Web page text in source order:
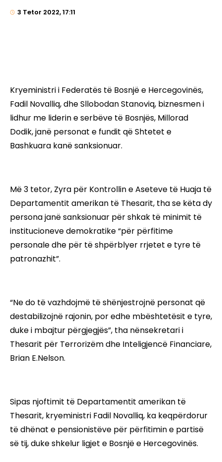
3 Tetor 2022, 17:11
Kryeministri i Federatës të Bosnjë e Hercegovinës,
Fadil Novalliq, dhe Sllobodan Stanoviq, biznesmen i
lidhur me liderin e serbëve të Bosnjës, Millorad
Dodik, janë personat e fundit që Shtetet e
Bashkuara kanë sanksionuar.
Më 3 tetor, Zyra për Kontrollin e Aseteve të Huaja të
Departamentit amerikan të Thesarit, tha se këta dy
persona janë sanksionuar për shkak të minimit të
institucioneve demokratike “për përfitime
personale dhe për të shpërblyer rrjetet e tyre të
patronazhit”.
“Ne do të vazhdojmë të shënjestrojnë personat që
destabilizojnë rajonin, por edhe mbështetësit e tyre,
duke i mbajtur përgjegjës”, tha nënsekretari i
Thesarit për Terrorizëm dhe Inteligjencë Financiare,
Brian E.Nelson.
Sipas njoftimit të Departamentit amerikan të
Thesarit, kryeministri Fadil Novalliq, ka keqpërdorur
të dhënat e pensionistëve për përfitimin e partisë
së tij, duke shkelur ligjet e Bosnjë e Hercegovinës.